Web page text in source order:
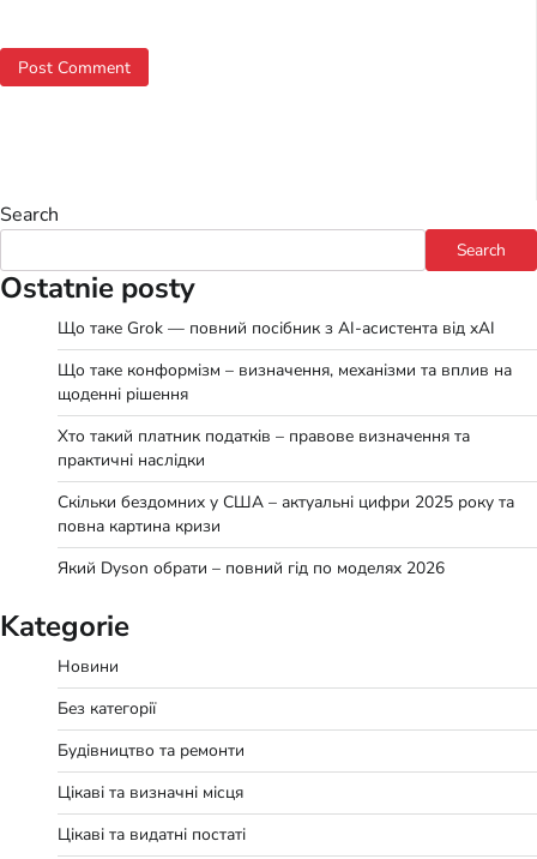
Search
Search
Ostatnie posty
Що таке Grok — повний посібник з AI-асистента від xAI
Що таке конформізм – визначення, механізми та вплив на
щоденні рішення
Хто такий платник податків – правове визначення та
практичні наслідки
Скільки бездомних у США – актуальні цифри 2025 року та
повна картина кризи
Який Dyson обрати – повний гід по моделях 2026
Kategorie
Новини
Без категорії
Будівництво та ремонти
Цікаві та визначні місця
Цікаві та видатні постаті